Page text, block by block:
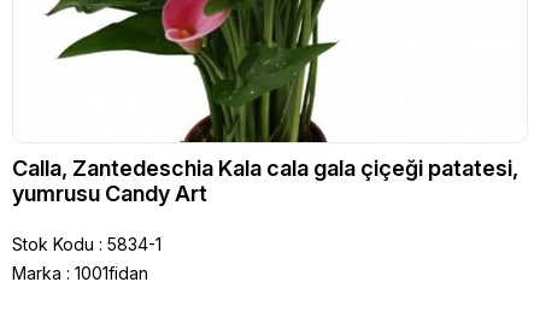
Calla, Zantedeschia Kala cala gala çiçeği patatesi,
yumrusu Candy Art
Stok Kodu
5834-1
Marka : 1001fidan